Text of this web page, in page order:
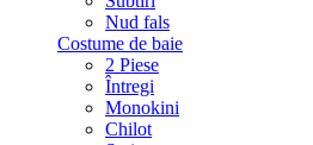
Nud fals
Costume de baie
2 Piese
Întregi
Monokini
Chilot